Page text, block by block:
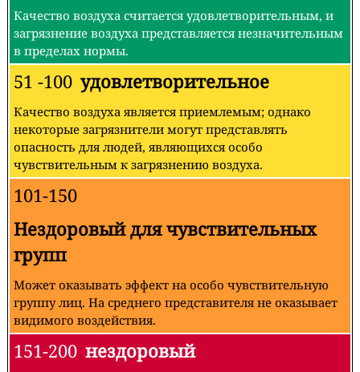
Качество воздуха считается удовлетворительным, и
загрязнение воздуха представляется незначительным
в пределах нормы.
51 -100 удовлетворительное
Качество воздуха является приемлемым; однако
некоторые загрязнители могут представлять
опасность для людей, являющихся особо
чувствительным к загрязнению воздуха.
101-150
Нездоровый для чувствительных
групп
Может оказывать эффект на особо чувствительную
группу лиц. На среднего представителя не оказывает
видимого воздействия.
151-200 нездоровый